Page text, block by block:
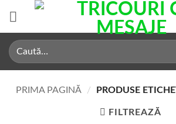
content
Caută
după:
PRIMA PAGINĂ / PRODUSE
FILTREAZĂ